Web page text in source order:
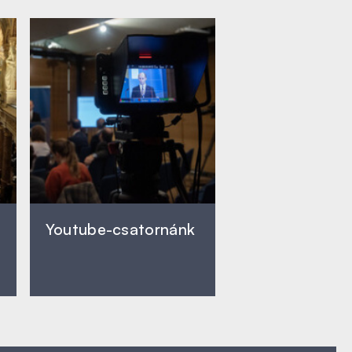
Youtube-csatornánk